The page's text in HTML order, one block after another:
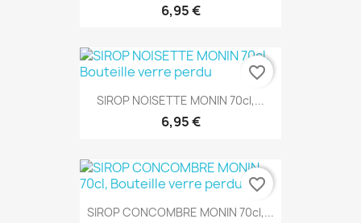
6,95 €
SIROP NOISETTE MONIN 70cl,...
6,95 €
favorite_border
SIROP CONCOMBRE MONIN 70cl,...
favorite_border